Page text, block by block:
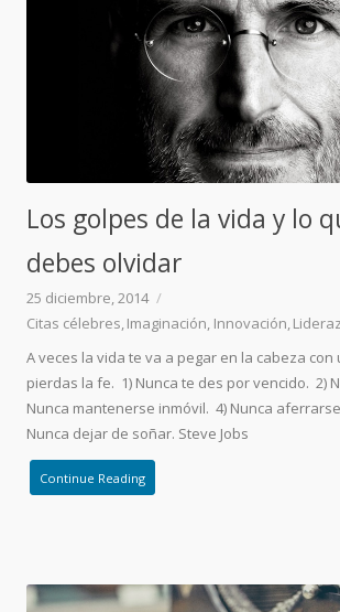
Los golpes de la vida y lo
debes olvidar
25 diciembre, 2014
Citas célebres Imaginación Innovación
A veces la vida te va a pegar en la cabeza
pierdas la fe. 1) Nunca te des por vencido. 2)
Nunca mantenerse inmóvil. 4) Nunca
Nunca dejar de soñar. Steve Jobs
Continue Reading